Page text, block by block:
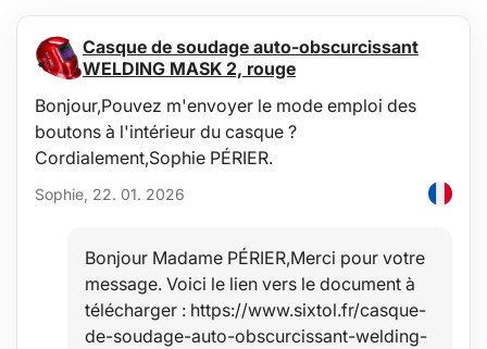
Casque de soudage auto-obscurcissant
WELDING MASK 2, rouge
Bonjour,Pouvez m'envoyer le mode emploi des
boutons à l'intérieur du casque ?
Cordialement,Sophie PÉRIER.
Sophie, 22. 01. 2026
Bonjour Madame PÉRIER,Merci pour votre
message. Voici le lien vers le document à
télécharger : https://www.sixtol.fr/casque-
de-soudage-auto-obscurcissant-welding-